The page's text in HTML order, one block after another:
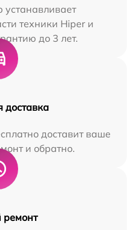
техники Hiper и
до 3 лет.
доставка
доставит ваше
и обратно.